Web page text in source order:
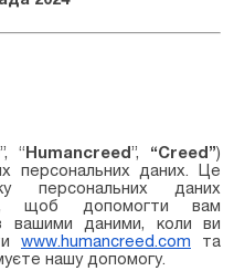
”, “Humancreed”, “Creed”)
персональних даних. Це
персональних даних
щоб допомогти вам
вашими даними, коли ви
www.humancreed.com та
нашу допомогу.